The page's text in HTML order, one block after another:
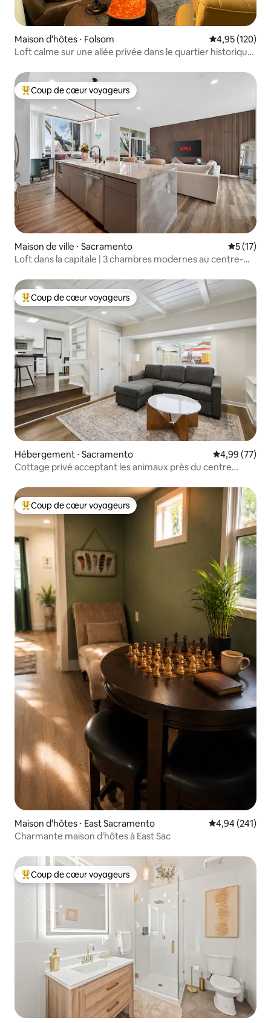
Maison d'hôtes ⋅ Folsom Évaluation
4,95 (120)
Loft calme sur une allée privée dans le quartier historique
Coups de cœur voyageurs les plus appréciés
Coup de cœur voyageurs
Maison de ville ⋅ Sacramento
5 (17)
Loft dans la capitale | 3 chambres modernes au centre-
Coups de cœur voyageurs les plus appréciés
Coup de cœur voyageurs
Hébergement ⋅ Sacramento Évaluation
4,99 (77)
Cottage privé acceptant les animaux près du centre
Coups de cœur voyageurs les plus appréciés
Coup de cœur voyageurs
Maison d'hôtes ⋅ East Sacramento Évaluation
4,94 (241)
Charmante maison d'hôtes à East Sac
Coups de cœur voyageurs les plus appréciés
Coup de cœur voyageurs